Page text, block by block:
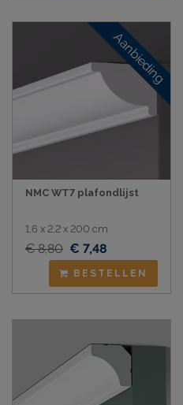
Aanbieding
NMC WT7 plafondlijst
1,6 x 2,2 x 200 cm
€ 8,80 € 7,48
BESTELLEN